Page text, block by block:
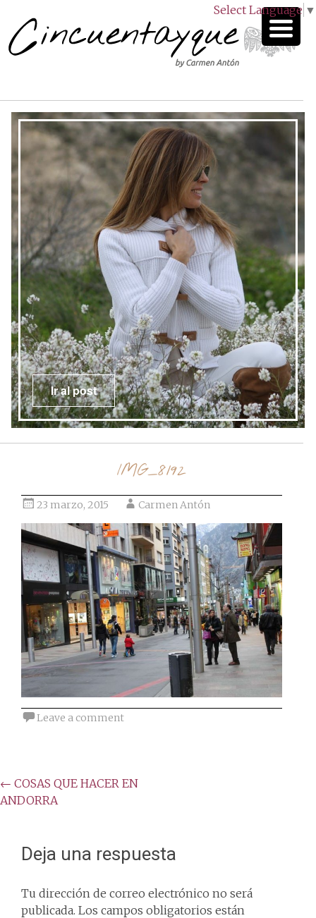
Select Language ▼
Ir al post
IMG_8192
23 marzo, 2015 Carmen Antón
Leave a comment
Post
navigation
← COSAS QUE HACER EN
ANDORRA
Deja una respuesta
Tu dirección de correo electrónico no será
publicada. Los campos obligatorios están